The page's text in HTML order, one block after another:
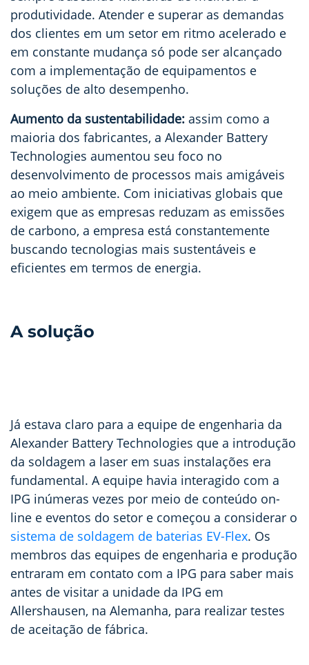
produtividade. Atender e superar as demandas
dos clientes em um setor em ritmo acelerado e
em constante mudança só pode ser alcançado
com a implementação de equipamentos e
soluções de alto desempenho.
Aumento da sustentabilidade: assim como a
maioria dos fabricantes, a Alexander Battery
Technologies aumentou seu foco no
desenvolvimento de processos mais amigáveis
ao meio ambiente. Com iniciativas globais que
exigem que as empresas reduzam as emissões
de carbono, a empresa está constantemente
buscando tecnologias mais sustentáveis e
eficientes em termos de energia.
A solução
Já estava claro para a equipe de engenharia da
Alexander Battery Technologies que a introdução
da soldagem a laser em suas instalações era
fundamental. A equipe havia interagido com a
IPG inúmeras vezes por meio de conteúdo on-
line e eventos do setor e começou a considerar o
sistema de soldagem de baterias EV-Flex. Os
membros das equipes de engenharia e produção
entraram em contato com a IPG para saber mais
antes de visitar a unidade da IPG em
Allershausen, na Alemanha, para realizar testes
de aceitação de fábrica.